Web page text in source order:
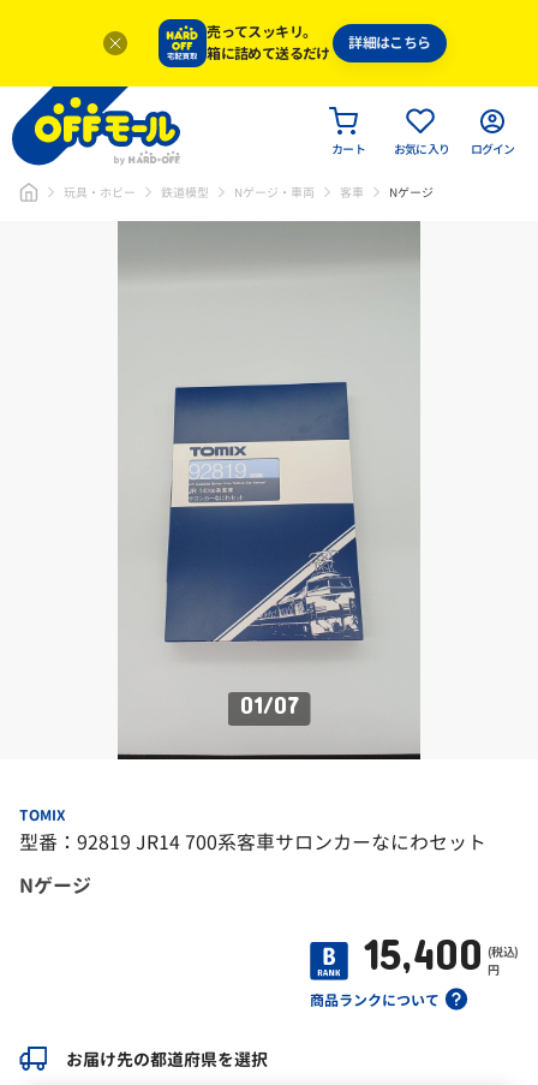
売ってスッキリ。
箱に詰めて送るだけ
詳細はこちら
カート お気に入り ログイン
玩具・ホビー 鉄道模型 Nゲージ・車両 客車 Nゲージ
01/07
TOMIX
型番：92819 JR14 700系客車サロンカーなにわセット
Nゲージ
商品ランクについて
15,400 (税込)
円
お届け先の都道府県を選択